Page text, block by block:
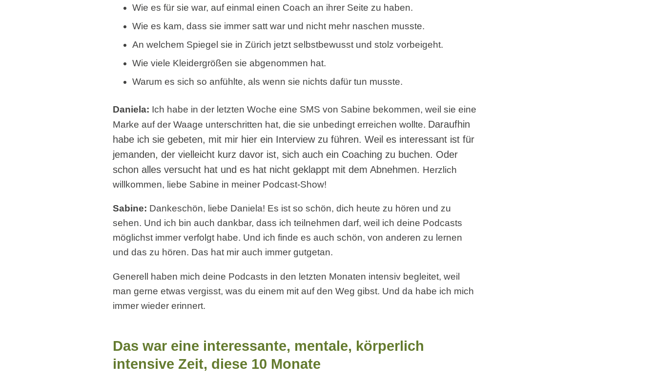
Wie es für sie war, auf einmal einen Coach an ihrer Seite zu haben.
Wie es kam, dass sie immer satt war und nicht mehr naschen musste.
An welchem Spiegel sie in Zürich jetzt selbstbewusst und stolz vorbeigeht.
Wie viele Kleidergrößen sie abgenommen hat.
Warum es sich so anfühlte, als wenn sie nichts dafür tun musste.
Daniela: Ich habe in der letzten Woche eine SMS von Sabine bekommen, weil sie eine
Marke auf der Waage unterschritten hat, die sie unbedingt erreichen wollte. Daraufhin
habe ich sie gebeten, mit mir hier ein Interview zu führen. Weil es interessant ist für
jemanden, der vielleicht kurz davor ist, sich auch ein Coaching zu buchen. Oder
schon alles versucht hat und es hat nicht geklappt mit dem Abnehmen. Herzlich
willkommen, liebe Sabine in meiner Podcast-Show!
Sabine: Dankeschön, liebe Daniela! Es ist so schön, dich heute zu hören und zu
sehen. Und ich bin auch dankbar, dass ich teilnehmen darf, weil ich deine Podcasts
möglichst immer verfolgt habe. Und ich finde es auch schön, von anderen zu lernen
und das zu hören. Das hat mir auch immer gutgetan.
Generell haben mich deine Podcasts in den letzten Monaten intensiv begleitet, weil
man gerne etwas vergisst, was du einem mit auf den Weg gibst. Und da habe ich mich
immer wieder erinnert.
Das war eine interessante, mentale, körperlich
intensive Zeit, diese 10 Monate